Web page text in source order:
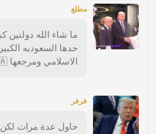
مطلع
ما شاء الله دولتين
حدها السعوديه
الاسلامي ومرجعها 🇸🇦
فرفر
حاول عدة مرات